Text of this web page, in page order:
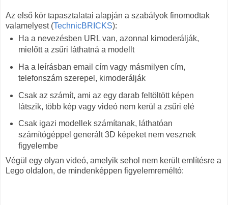
Az első kör tapasztalatai alapján a szabályok finomodtak
valamelyest (TechnicBRICKS):
Ha a nevezésben URL van, azonnal kimoderálják,
mielőtt a zsűri láthatná a modellt
Ha a leírásban email cím vagy másmilyen cím,
telefonszám szerepel, kimoderálják
Csak az számít, ami az egy darab feltöltött képen
látszik, több kép vagy videó nem kerül a zsűri elé
Csak igazi modellek számítanak, láthatóan
számítógéppel generált 3D képeket nem vesznek
figyelembe
Végül egy olyan videó, amelyik sehol nem került említésre a
Lego oldalon, de mindenképpen figyelemreméltó: